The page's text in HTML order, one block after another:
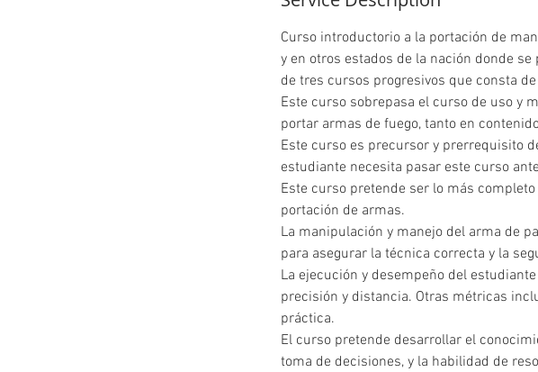
Curso introductorio a la portación de
y en otros estados de la nación donde
de tres cursos progresivos que consta
Este curso sobrepasa el curso de uso y
portar armas de fuego, tanto en
Este curso es precursor y prerrequisito
estudiante necesita pasar este curso
Este curso pretende ser lo más
portación de armas.
La manipulación y manejo del arma de
para asegurar la técnica correcta y la
La ejecución y desempeño del
precisión y distancia. Otras métricas
práctica.
El curso pretende desarrollar el
toma de decisiones, y la habilidad de